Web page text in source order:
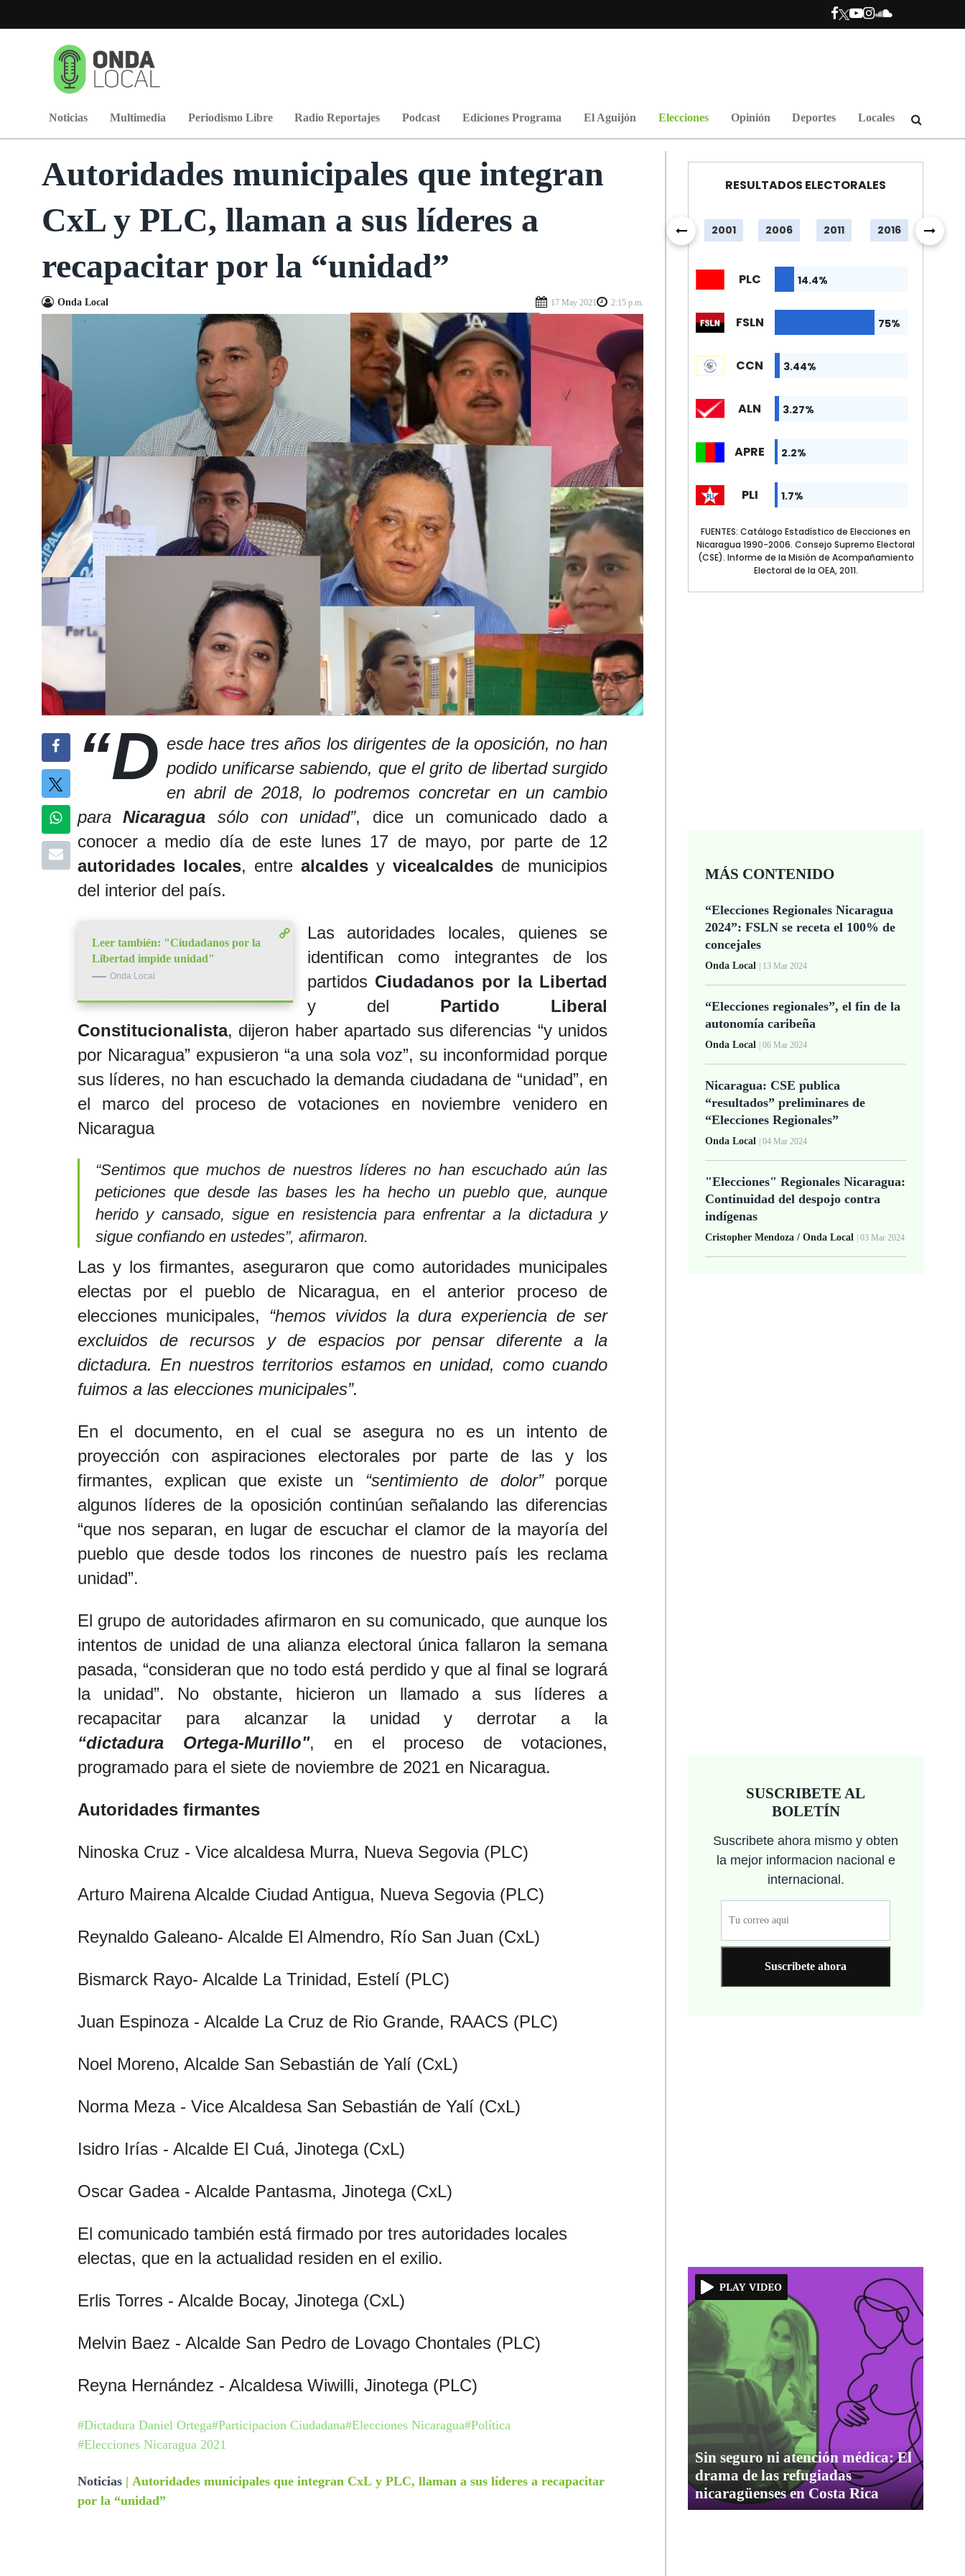
Noticias Multimedia Periodismo Libre Radio Reportajes Podcast Ediciones Programa El Aguijón Elecciones Opinión Deportes Locales
Autoridades municipales que integran
CxL y PLC, llaman a sus líderes a
recapacitar por la “unidad”
Onda Local 17 May 2021 2:15 p.m.
“D esde hace tres años los dirigentes de la oposición, no han
podido unificarse sabiendo, que el grito de libertad surgido
en abril de 2018, lo podremos concretar en un cambio
paraNicaragua sólo con unidad”, dice un comunicado dado a
conocer a medio día de este lunes 17 de mayo, por parte de 12
autoridades locales, entre alcaldesyvicealcaldes de municipios
del interior del país.
Leer también: "Ciudadanos por la
Libertad impide unidad"
Onda Local
Las autoridades locales, quienes se
identifican como integrantes de los
partidos Ciudadanos por la Libertad
y del Partido Liberal
Constitucionalista, dijeron haber apartado sus diferencias “y unidos
por Nicaragua” expusieron “a una sola voz”, su inconformidad porque
sus líderes, no han escuchado la demanda ciudadana de “unidad”, en
el marco del proceso de votaciones en noviembre venidero en
Nicaragua
“Sentimos que muchos de nuestros líderes no han escuchado aún las
peticiones que desde las bases les ha hecho un pueblo que, aunque
herido y cansado, sigue en resistencia para enfrentar a la dictadura y
sigue confiando en ustedes”, afirmaron.
Las y los firmantes, aseguraron que como autoridades municipales
electas por el pueblo de Nicaragua, en el anterior proceso de
elecciones municipales, “hemos vividos la dura experiencia de ser
excluidos de recursos y de espacios por pensar diferente a la
dictadura. En nuestros territorios estamos en unidad, como cuando
fuimos a las elecciones municipales”.
En el documento, en el cual se asegura no es un intento de
proyección con aspiraciones electorales por parte de las y los
firmantes, explican que existe un “sentimiento de dolor”porque
algunos líderes de la oposición continúan señalando las diferencias
“que nos separan, en lugar de escuchar el clamor de la mayoría del
pueblo que desde todos los rincones de nuestro país les reclama
unidad”.
El grupo de autoridades afirmaron en su comunicado, que aunque los
intentos de unidad de una alianza electoral única fallaron la semana
pasada, “consideran que no todo está perdido y que al final se logrará
la unidad”. No obstante, hicieron un llamado a sus líderes a
recapacitar para alcanzar la unidad y derrotar a la
“dictadura Ortega-Murillo", en el proceso de votaciones,
programado para el siete de noviembre de 2021 en Nicaragua.
Autoridades firmantes
Ninoska Cruz - Vice alcaldesa Murra, Nueva Segovia (PLC)
Arturo Mairena Alcalde Ciudad Antigua, Nueva Segovia (PLC)
Reynaldo Galeano- Alcalde El Almendro, Río San Juan (CxL)
Bismarck Rayo- Alcalde La Trinidad, Estelí (PLC)
Juan Espinoza - Alcalde La Cruz de Rio Grande, RAACS (PLC)
Noel Moreno, Alcalde San Sebastián de Yalí (CxL)
Norma Meza - Vice Alcaldesa San Sebastián de Yalí (CxL)
Isidro Irías - Alcalde El Cuá, Jinotega (CxL)
Oscar Gadea - Alcalde Pantasma, Jinotega (CxL)
El comunicado también está firmado por tres autoridades locales
electas, que en la actualidad residen en el exilio.
Erlis Torres - Alcalde Bocay, Jinotega (CxL)
Melvin Baez - Alcalde San Pedro de Lovago Chontales (PLC)
Reyna Hernández - Alcaldesa Wiwilli, Jinotega (PLC)
#Dictadura Daniel Ortega#Participacion Ciudadana#Elecciones Nicaragua#Política
#Elecciones Nicaragua 2021
Noticias| Autoridades municipales que integran CxL y PLC, llaman a sus líderes a recapacitar
por la “unidad”
RESULTADOS ELECTORALES
1996 2001 2006 2011 2016 2021
PLC 14.4%
FSLN 75%
CCN 3.44%
ALN 3.27%
APRE 2.2%
PLI 1.7%
FUENTES: Catálogo Estadístico de Elecciones en
Nicaragua 1990-2006. Consejo Supremo Electoral
(CSE). Informe de la Misión de Acompañamiento
Electoral de la OEA, 2011.
MÁS CONTENIDO
“Elecciones Regionales Nicaragua
2024”: FSLN se receta el 100% de
concejales
Onda Local | 13 Mar 2024
“Elecciones regionales”, el fin de la
autonomía caribeña
Onda Local | 06 Mar 2024
Nicaragua: CSE publica
“resultados” preliminares de
“Elecciones Regionales”
Onda Local | 04 Mar 2024
"Elecciones" Regionales Nicaragua:
Continuidad del despojo contra
indígenas
Cristopher Mendoza / Onda Local | 03 Mar 2024
SUSCRIBETE AL
BOLETÍN
Suscribete ahora mismo y obten
la mejor informacion nacional e
internacional.
Suscribete ahora
Sin seguro ni atención médica: El
drama de las refugiadas
nicaragüenses en Costa Rica